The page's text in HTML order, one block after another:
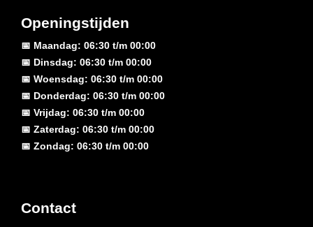
Openingstijden
📅 Maandag: 06:30 t/m 00:00
📅 Dinsdag: 06:30 t/m 00:00
📅 Woensdag: 06:30 t/m 00:00
📅 Donderdag: 06:30 t/m 00:00
📅 Vrijdag: 06:30 t/m 00:00
📅 Zaterdag: 06:30 t/m 00:00
📅 Zondag: 06:30 t/m 00:00
Contact